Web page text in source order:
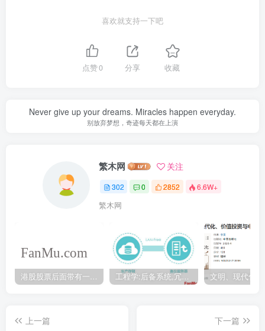
喜欢就支持一下吧
点赞0 分享 收藏
Never give up your dreams. Miracles happen everyday.
别放弃梦想，奇迹每天都在上演
繁木网 关注
302 0 2852 6.6W+
繁木网
港股股票后面带有一个B是什么意思？股票名字带-W,-R,-S呢 工程学:后备系统,冗余备份系统,冗余设计系统-芒格多学科思维模型
上一篇
下一篇